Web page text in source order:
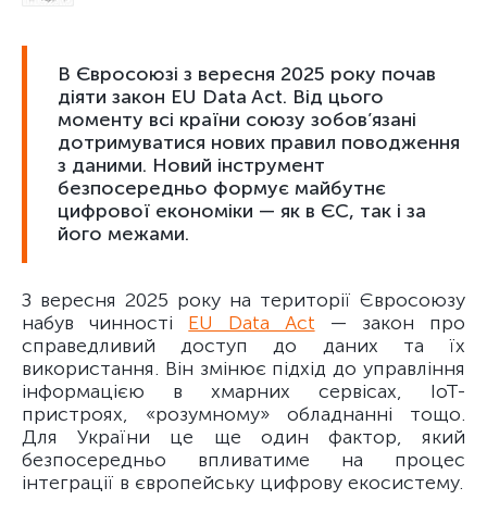
В Євросоюзі з вересня 2025 року почав
діяти закон EU Data Act. Від цього
моменту всі країни союзу зобов’язані
дотримуватися нових правил поводження
з даними. Новий інструмент
безпосередньо формує майбутнє
цифрової економіки — як в ЄС, так і за
його межами.
З вересня 2025 року на території Євросоюзу
набув чинності EU Data Act — закон про
справедливий доступ до даних та їх
використання. Він змінює підхід до управління
інформацією в хмарних сервісах, IoT-
пристроях, «розумному» обладнанні тощо.
Для України це ще один фактор, який
безпосередньо впливатиме на процес
інтеграції в європейську цифрову екосистему.